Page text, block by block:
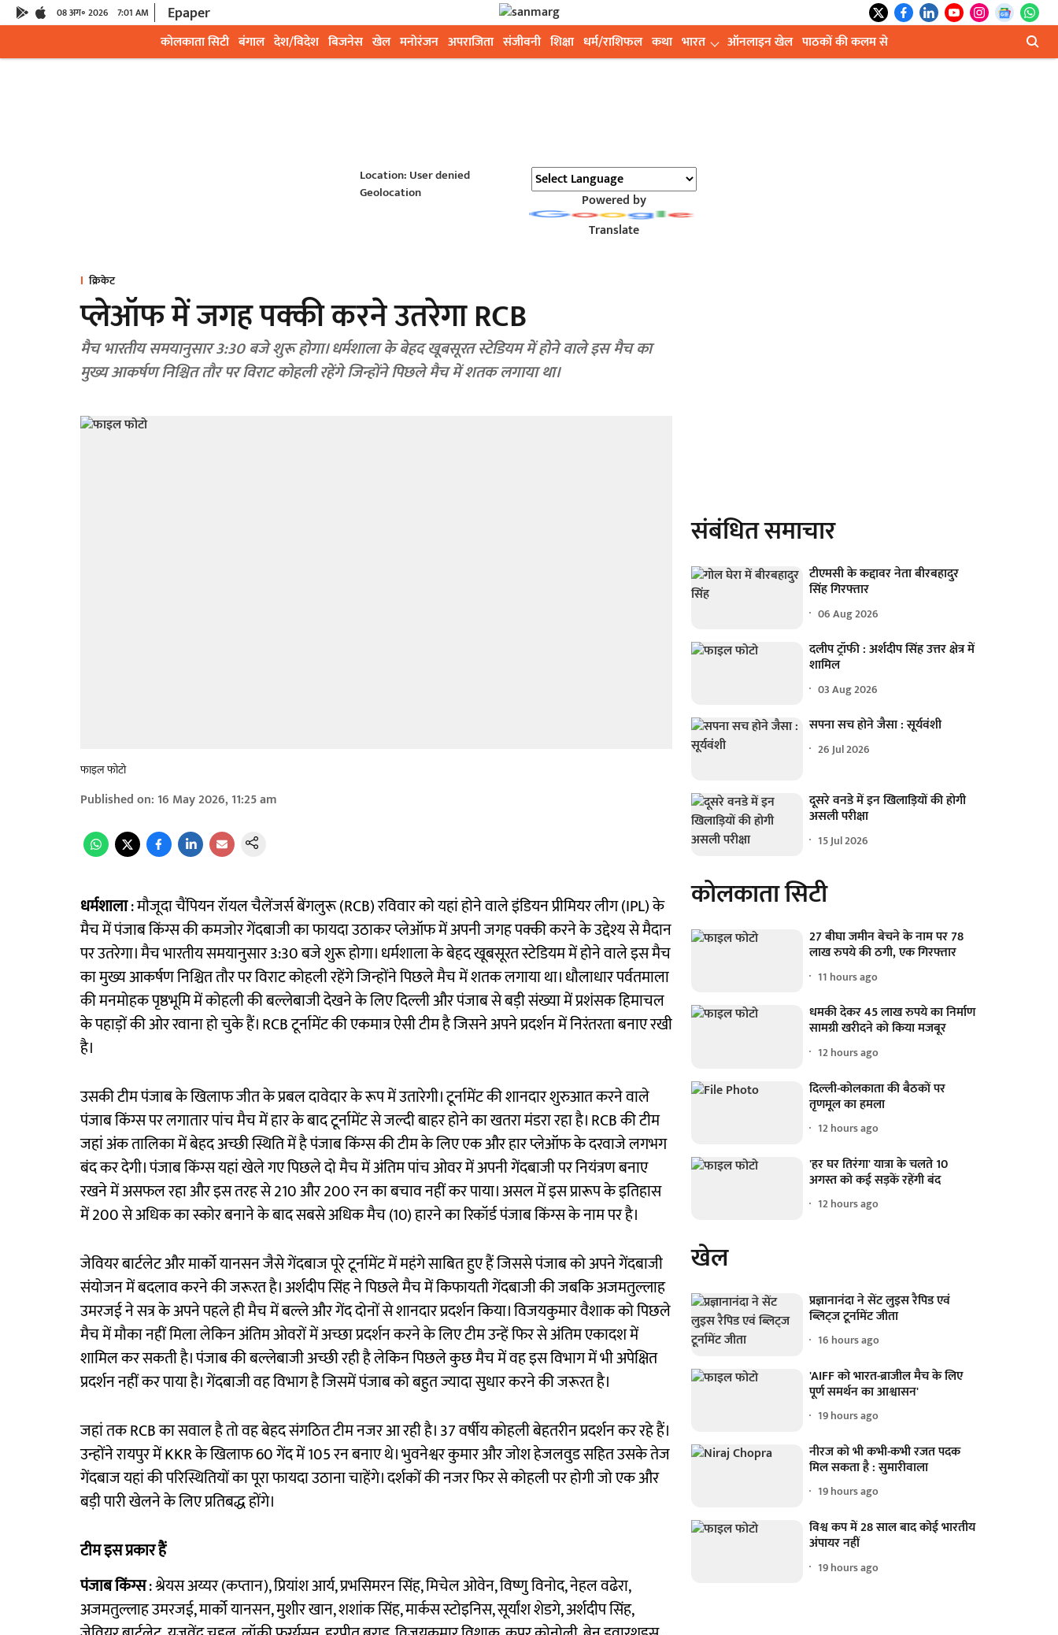
08 अग॰ 2026 7:01 AM Epaper
कोलकाता सिटी बंगाल देश/विदेश बिजनेस खेल मनोरंजन अपराजिता संजीवनी शिक्षा धर्म/राशिफल कथा भारत ऑनलाइन खेल पाठकों की कलम से
Location: User denied
Geolocation
Powered by
Translate
क्रिकेट
प्लेऑफ में जगह पक्की करने उतरेगा RCB
मैच भारतीय समयानुसार 3:30 बजे शुरू होगा। धर्मशाला के बेहद खूबसूरत स्टेडियम में होने वाले इस मैच का
मुख्य आकर्षण निश्चित तौर पर विराट कोहली रहेंगे जिन्होंने पिछले मैच में शतक लगाया था।
फाइल फोटो
Published on: 16 May 2026, 11:25 am
धर्मशाला: मौजूदा चैंपियन रॉयल चैलेंजर्स बेंगलुरू (RCB) रविवार को यहां होने वाले इंडियन प्रीमियर लीग (IPL) के
मैच में पंजाब किंग्स की कमजोर गेंदबाजी का फायदा उठाकर प्लेऑफ में अपनी जगह पक्की करने के उद्देश्य से मैदान
पर उतरेगा। मैच भारतीय समयानुसार 3:30 बजे शुरू होगा। धर्मशाला के बेहद खूबसूरत स्टेडियम में होने वाले इस मैच
का मुख्य आकर्षण निश्चित तौर पर विराट कोहली रहेंगे जिन्होंने पिछले मैच में शतक लगाया था। धौलाधार पर्वतमाला
की मनमोहक पृष्ठभूमि में कोहली की बल्लेबाजी देखने के लिए दिल्ली और पंजाब से बड़ी संख्या में प्रशंसक हिमाचल
के पहाड़ों की ओर रवाना हो चुके हैं। RCB टूर्नामेंट की एकमात्र ऐसी टीम है जिसने अपने प्रदर्शन में निरंतरता बनाए रखी
है।
उसकी टीम पंजाब के खिलाफ जीत के प्रबल दावेदार के रूप में उतारेगी। टूर्नामेंट की शानदार शुरुआत करने वाले
पंजाब किंग्स पर लगातार पांच मैच में हार के बाद टूर्नामेंट से जल्दी बाहर होने का खतरा मंडरा रहा है। RCB की टीम
जहां अंक तालिका में बेहद अच्छी स्थिति में है पंजाब किंग्स की टीम के लिए एक और हार प्लेऑफ के दरवाजे लगभग
बंद कर देगी। पंजाब किंग्स यहां खेले गए पिछले दो मैच में अंतिम पांच ओवर में अपनी गेंदबाजी पर नियंत्रण बनाए
रखने में असफल रहा और इस तरह से 210 और 200 रन का बचाव नहीं कर पाया। असल में इस प्रारूप के इतिहास
में 200 से अधिक का स्कोर बनाने के बाद सबसे अधिक मैच (10) हारने का रिकॉर्ड पंजाब किंग्स के नाम पर है।
जेवियर बार्टलेट और मार्को यानसन जैसे गेंदबाज पूरे टूर्नामेंट में महंगे साबित हुए हैं जिससे पंजाब को अपने गेंदबाजी
संयोजन में बदलाव करने की जरूरत है। अर्शदीप सिंह ने पिछले मैच में किफायती गेंदबाजी की जबकि अजमतुल्लाह
उमरजई ने सत्र के अपने पहले ही मैच में बल्ले और गेंद दोनों से शानदार प्रदर्शन किया। विजयकुमार वैशाक को पिछले
मैच में मौका नहीं मिला लेकिन अंतिम ओवरों में अच्छा प्रदर्शन करने के लिए टीम उन्हें फिर से अंतिम एकादश में
शामिल कर सकती है। पंजाब की बल्लेबाजी अच्छी रही है लेकिन पिछले कुछ मैच में वह इस विभाग में भी अपेक्षित
प्रदर्शन नहीं कर पाया है। गेंदबाजी वह विभाग है जिसमें पंजाब को बहुत ज्यादा सुधार करने की जरूरत है।
जहां तक RCB का सवाल है तो वह बेहद संगठित टीम नजर आ रही है। 37 वर्षीय कोहली बेहतरीन प्रदर्शन कर रहे हैं।
उन्होंने रायपुर में KKR के खिलाफ 60 गेंद में 105 रन बनाए थे। भुवनेश्वर कुमार और जोश हेजलवुड सहित उसके तेज
गेंदबाज यहां की परिस्थितियों का पूरा फायदा उठाना चाहेंगे। दर्शकों की नजर फिर से कोहली पर होगी जो एक और
बड़ी पारी खेलने के लिए प्रतिबद्ध होंगे।
टीम इस प्रकार हैं
पंजाब किंग्स: श्रेयस अय्यर (कप्तान), प्रियांश आर्य, प्रभसिमरन सिंह, मिचेल ओवेन, विष्णु विनोद, नेहल वढेरा,
अजमतुल्लाह उमरजई, मार्को यानसन, मुशीर खान, शशांक सिंह, मार्कस स्टोइनिस, सूर्यांश शेडगे, अर्शदीप सिंह,
संबंधित समाचार
टीएमसी के कद्दावर नेता बीरबहादुर
सिंह गिरफ्तार
06 Aug 2026
दलीप ट्रॉफी : अर्शदीप सिंह उत्तर क्षेत्र में
शामिल
03 Aug 2026
सपना सच होने जैसा : सूर्यवंशी
26 Jul 2026
दूसरे वनडे में इन खिलाड़ियों की होगी
असली परीक्षा
15 Jul 2026
कोलकाता सिटी
27 बीघा जमीन बेचने के नाम पर 78
लाख रुपये की ठगी, एक गिरफ्तार
11 hours ago
धमकी देकर 45 लाख रुपये का निर्माण
सामग्री खरीदने को किया मजबूर
12 hours ago
दिल्ली-कोलकाता की बैठकों पर
तृणमूल का हमला
12 hours ago
'हर घर तिरंगा' यात्रा के चलते 10
अगस्त को कई सड़कें रहेंगी बंद
12 hours ago
खेल
प्रज्ञानानंदा ने सेंट लुइस रैपिड एवं
ब्लिट्ज टूर्नामेंट जीता
16 hours ago
'AIFF को भारत-ब्राजील मैच के लिए
पूर्ण समर्थन का आश्वासन'
19 hours ago
नीरज को भी कभी-कभी रजत पदक
मिल सकता है : सुमारीवाला
19 hours ago
विश्व कप में 28 साल बाद कोई भारतीय
अंपायर नहीं
19 hours ago